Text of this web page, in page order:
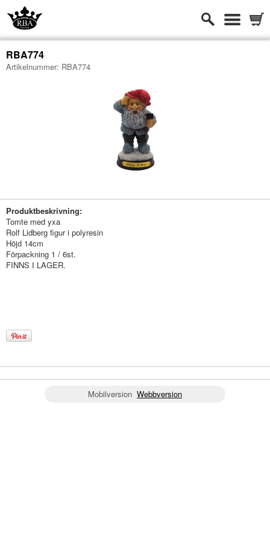
RBA774
Artikelnummer: RBA774
Produktbeskrivning:
Tomte med yxa
Rolf Lidberg figur i polyresin
Höjd 14cm
Förpackning 1 / 6st.
FINNS I LAGER.
Mobilversion Webbversion